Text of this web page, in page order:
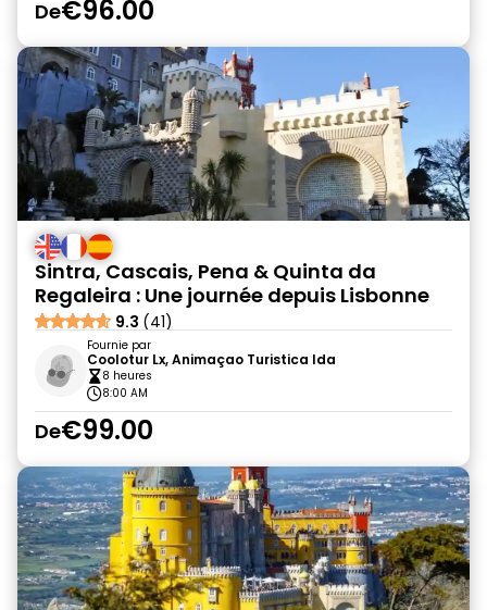
De€96.00
Sintra, Cascais, Pena & Quinta da
Regaleira : Une journée depuis Lisbonne
9.3 (41)
Fournie par
Coolotur Lx, Animaçao Turistica lda
8 heures
8:00 AM
De€99.00